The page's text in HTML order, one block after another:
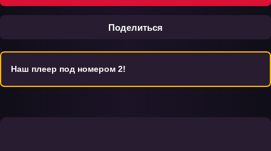
Поделиться
Наш плеер под номером 2!